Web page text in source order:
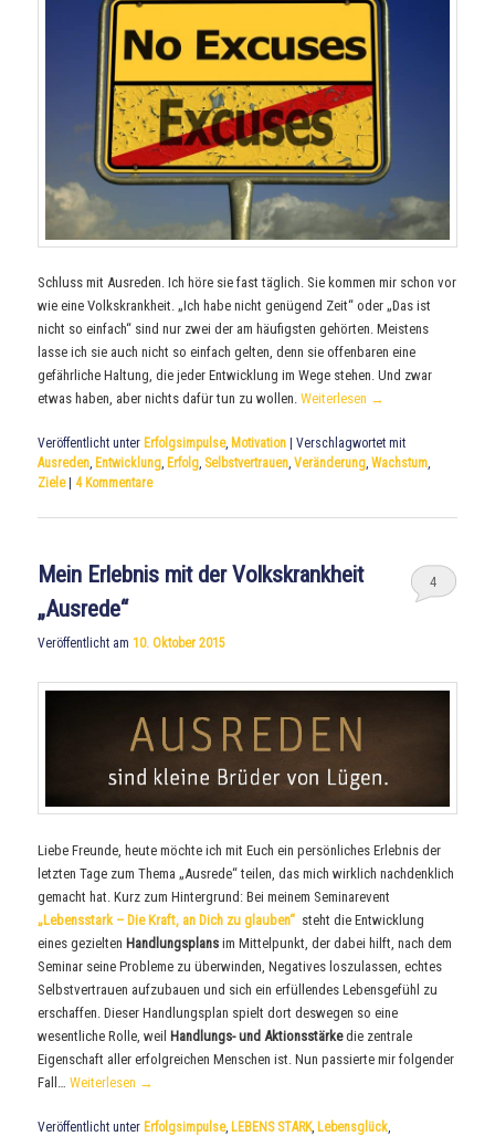
Schluss mit Ausreden. Ich höre sie fast täglich. Sie kommen mir schon vor
wie eine Volkskrankheit. „Ich habe nicht genügend Zeit“ oder „Das ist
nicht so einfach“ sind nur zwei der am häufigsten gehörten. Meistens
lasse ich sie auch nicht so einfach gelten, denn sie offenbaren eine
gefährliche Haltung, die jeder Entwicklung im Wege stehen. Und zwar
etwas haben, aber nichts dafür tun zu wollen.Weiterlesen →
Veröffentlicht unter Erfolgsimpulse, Motivation |Verschlagwortet mit
Ausreden, Entwicklung, Erfolg, Selbstvertrauen,Veränderung,Wachstum,
Ziele
|4Kommentare
Mein Erlebnis mit der Volkskrankheit
„Ausrede“
Veröffentlicht am10. Oktober 2015
4
Liebe Freunde, heute möchte ich mit Euch ein persönliches Erlebnis der
letzten Tage zum Thema „Ausrede“ teilen, das mich wirklich nachdenklich
gemacht hat. Kurz zum Hintergrund: Bei meinem Seminarevent
„Lebensstark – Die Kraft, an Dich zu glauben“ steht die Entwicklung
eines gezieltenHandlungsplans im Mittelpunkt, der dabei hilft, nach dem
Seminar seine Probleme zu überwinden, Negatives loszulassen, echtes
Selbstvertrauen aufzubauen und sich ein erfüllendes Lebensgefühl zu
erschaffen. Dieser Handlungsplan spielt dort deswegen so eine
wesentliche Rolle, weilHandlungs- und Aktionsstärkedie zentrale
Eigenschaft aller erfolgreichen Menschen ist. Nun passierte mir folgender
Fall…Weiterlesen →
Veröffentlicht unter Erfolgsimpulse, LEBENS STARK, Lebensglück